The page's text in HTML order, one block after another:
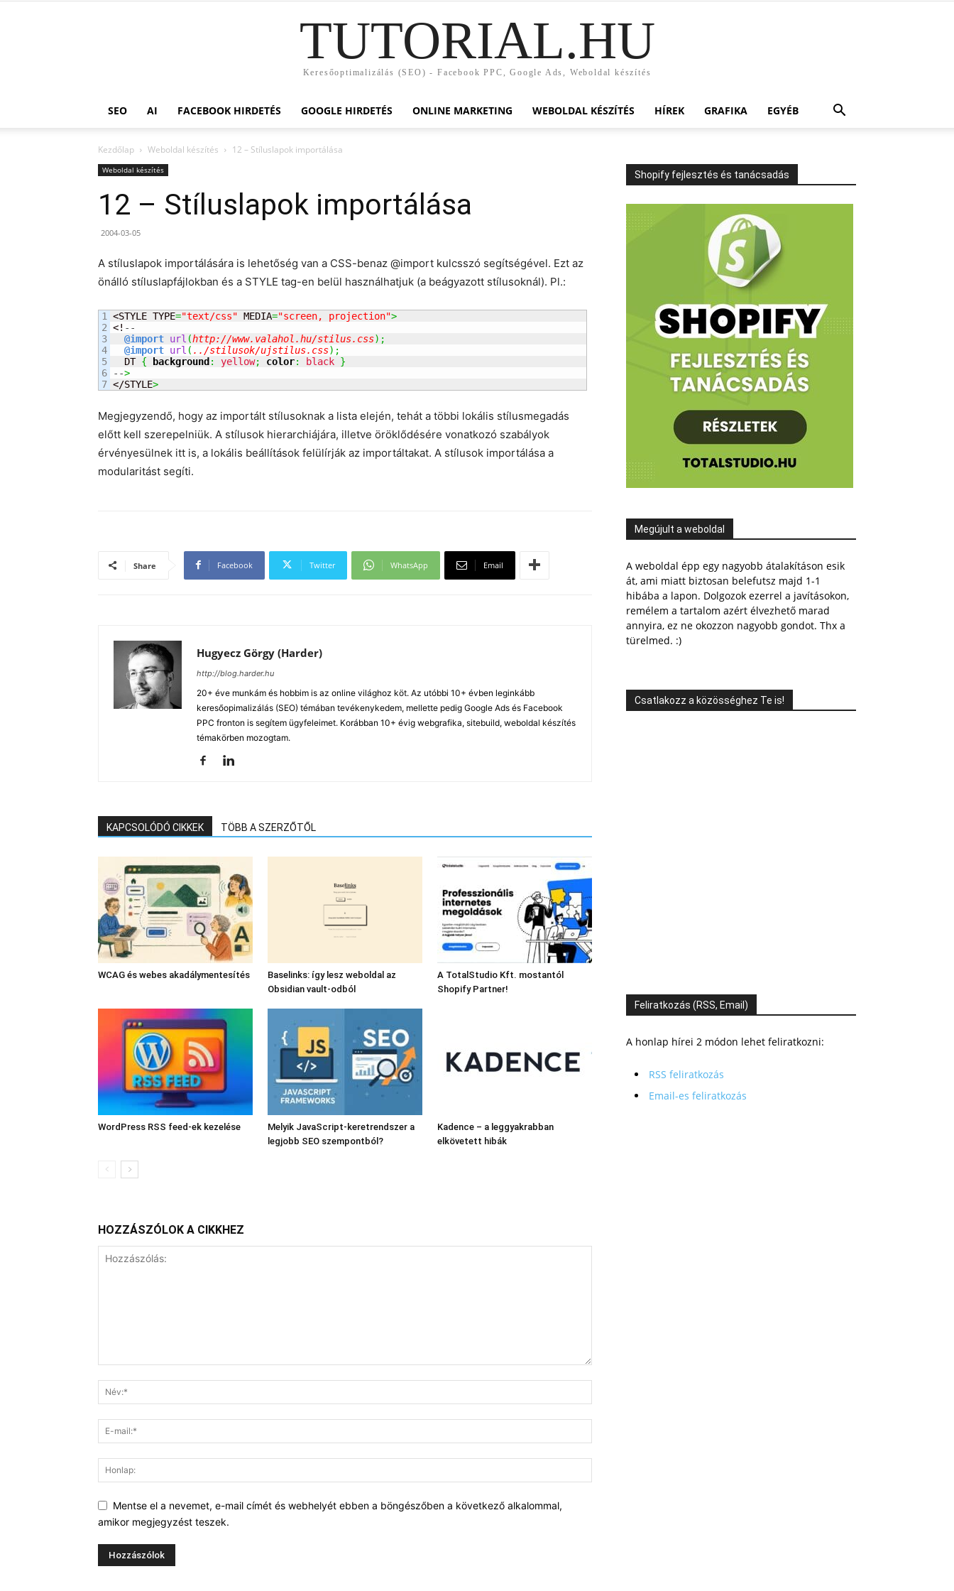
TUTORIAL.HU
Keresőoptimalizálás (SEO) - Facebook PPC, Google Ads, Weboldal készítés
SEO AI FACEBOOK HIRDETÉS GOOGLE HIRDETÉS ONLINE MARKETING WEBOLDAL KÉSZÍTÉS HÍREK GRAFIKA EGYÉB
Kezdőlap Weboldal készítés 12 – Stíluslapok importálása
Weboldal készítés
12 – Stíluslapok importálása
2004-03-05
A stíluslapok importálására is lehetőség van a CSS-benaz @import kulcsszó segítségével. Ezt az
önálló stíluslapfájlokban és a STYLE tag-en belül használhatjuk (a beágyazott stílusoknál). Pl.:
1
2
3
4
5
6
<STYLE TYPE="text/css" MEDIA="screen, projection">
<! --
@import url (http://www.valahol.hu/stilus.css) ;
@import url ( ../stilusok/ujstilus.css) ;
  DT
{ background : yellow; color: black }
-->
</STYLE>
Megjegyzendő, hogy az importált stílusoknak a lista elején, tehát a többi lokális stílusmegadás
előtt kell szerepelniük. A stílusok hierarchiájára, illetve öröklődésére vonatkozó szabályok
érvényesülnek itt is, a lokális beállítások felülírják az importáltakat. A stílusok importálása a
modularitást segíti.
Share Facebook Twitter WhatsApp Email
Hugyecz Görgy (Harder)
http://blog.harder.hu
20+ éve munkám és hobbim is az online világhoz köt. Az utóbbi 10+ évben leginkább
keresőopimalizálás (SEO) témában tevékenykedem, mellette pedig Google Ads és Facebook
PPC fronton is segítem ügyfeleimet. Korábban 10+ évig webgrafika, sitebuild, weboldal készítés
témakörben mozogtam.
KAPCSOLÓDÓ CIKKEK TÖBB A SZERZŐTŐL
WCAG és webes akadálymentesítés
Baselinks: így lesz weboldal az
Obsidian vault-odból
A TotalStudio Kft. mostantól
Shopify Partner!
WordPress RSS feed-ek kezelése
Melyik JavaScript-keretrendszer a
legjobb SEO szempontból?
Kadence – a leggyakrabban
elkövetett hibák
HOZZÁSZÓLOK A CIKKHEZ
Mentse el a nevemet, e-mail címét és webhelyét ebben a böngészőben a következő alkalommal,
amikor megjegyzést teszek.
Shopify fejlesztés és tanácsadás
Megújult a weboldal
A weboldal épp egy nagyobb átalakításon esik
át, ami miatt biztosan belefutsz majd 1-1
hibába a lapon. Dolgozok ezerrel a javításokon,
remélem a tartalom azért élvezhető marad
annyira, ez ne okozzon nagyobb gondot. Thx a
türelmed. :)
Csatlakozz a közösséghez Te is!
Feliratkozás (RSS, Email)
A honlap hírei 2 módon lehet feliratkozni:
RSS feliratkozás
Email-es feliratkozás